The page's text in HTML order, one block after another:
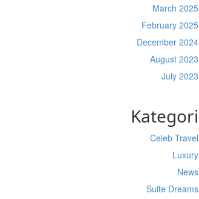
March 2025
February 2025
December 2024
August 2023
July 2023
Kategori
Celeb Travel
Luxury
News
Suite Dreams